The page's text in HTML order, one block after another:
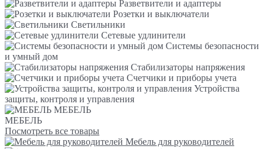
Разветвители и адаптеры
Розетки и выключатели
Светильники
Сетевые удлинители
Системы безопасности
и умный дом
Стабилизаторы напряжения
Счетчики и приборы учета
Устройства
защиты, контроля и управления
МЕБЕЛЬ
МЕБЕЛЬ
Посмотреть все товары
Мебель для руководителей